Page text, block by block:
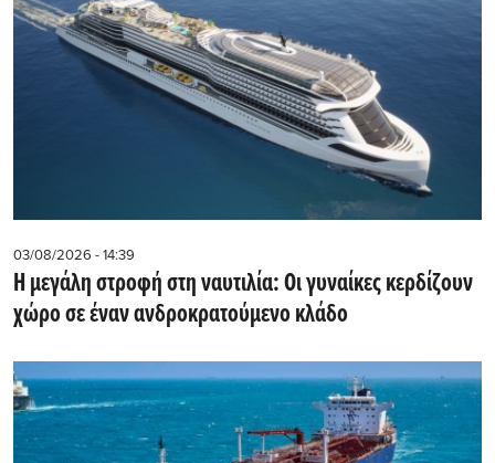
03/08/2026 - 14:39
Η μεγάλη στροφή στη ναυτιλία: Οι γυναίκες κερδίζουν
χώρο σε έναν ανδροκρατούμενο κλάδο